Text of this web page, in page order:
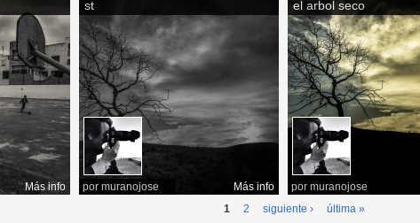
Más info
st
por muranojose Más info
el arbol seco
por muranojose
1 2 siguiente › última »